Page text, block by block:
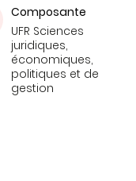
Composante
UFR Sciences
juridiques,
économiques,
politiques et de
gestion